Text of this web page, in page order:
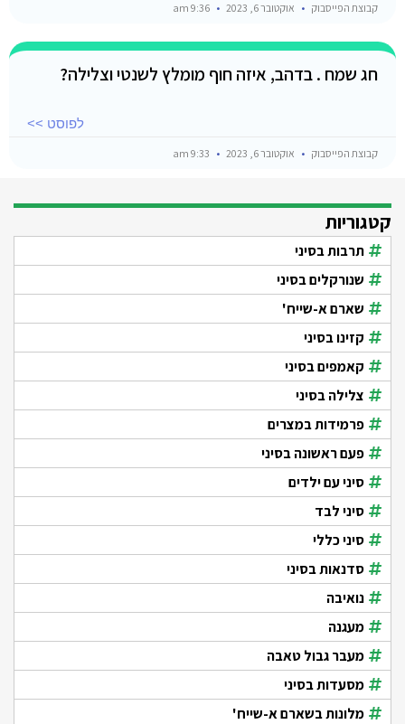
קבוצת הפייסבוק אוקטובר 6, 2023
חג שמח . בדהב, איזה חוף מומלץ לשנטי וצלילה?
לפוסט >>
קבוצת הפייסבוק אוקטובר 6, 2023
קטגוריות
תרבות בסיני
שנורקלים בסיני
שארם א-שייח'
קזינו בסיני
קאמפים בסיני
צלילה בסיני
פרמידות במצרים
פעם ראשונה בסיני
סיני עם ילדים
סיני לבד
סיני כללי
סדנאות בסיני
נואיבה
מעגנה
מעבר גבול טאבה
מסעדות בסיני
מלונות בשארם א-שייח'